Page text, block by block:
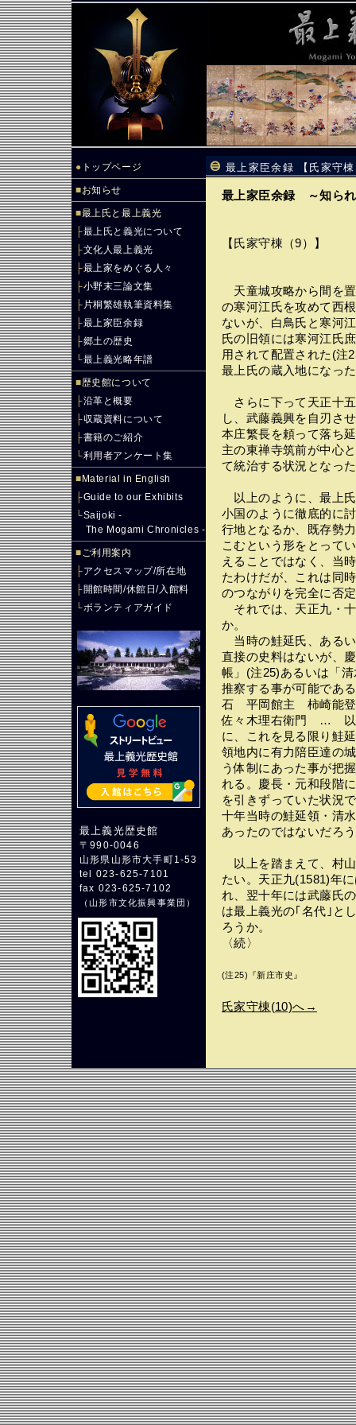
● トップページ
■お知らせ
■最上氏と最上義光
├最上氏と義光について
├文化人最上義光
├最上家をめぐる人々
├小野末三論文集
├ 片桐繁雄執筆資料集
├最上家臣余録
├郷土の歴史
└最上義光略年譜
■歴史館について
├沿革と概要
├収蔵資料について
├書籍のご紹介
└利用者アンケート集
■ Material in English
├Guide to our Exhibits
└Saijoki -
The Mogami Chronicles -
■ご利用案内
├アクセスマップ/所在地
├開館時間/休館日/入館料
└ボランティアガイド
最上義光歴史館
〒990-0046
山形県山形市大手町1-53
tel 023-625-7101
fax 023-625-7102
（山形市文化振興事業団 ）
最上家臣余録 【氏家守
最上家臣余録 ～知ら
【氏家守棟（9）】
天童城攻略から間を
の寒河江氏を攻めて西
ないが、白鳥氏と寒河
氏の旧領には寒河江氏
用されて配置された(注
最上氏の蔵入地になっ
さらに下って天正十
し、武藤義興を自刃さ
本庄繁長を頼って落ち
主の東禅寺筑前が中心
て統治する状況となっ
以上のように、最上
小国のように徹底的に
行地となるか、既存勢
こむという形をとって
えることではなく、当
たわけだが、これは同
のつながりを完全に否
それでは、天正九・
か。
当時の鮭延氏、ある
直接の史料はないが、
帳」(注25)あるいは「
推察する事が可能であ
石 平岡館主 柿崎
佐々木理右衛門 … 以
に、これを見る限り鮭
領地内に有力陪臣達の
う体制にあった事が把
れる。慶長・元和段階
を引きずっていた状況
十年当時の鮭延領・清
あったのではないだろ
以上を踏まえて、村
たい。天正九(1581)年
れ、翌十年には武藤氏
は最上義光の｢名代｣と
ろうか。
〈続〉
(注25)『新庄市史』
氏家守棟(10)へ→